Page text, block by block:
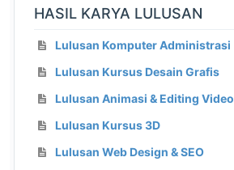
HASIL KARYA LULUSAN
Lulusan Komputer Administrasi
Lulusan Kursus Desain Grafis
Lulusan Animasi & Editing Video
Lulusan Kursus 3D
Lulusan Web Design & SEO